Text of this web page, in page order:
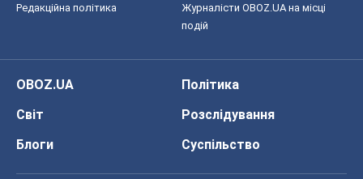
Редакційна політика
Журналісти OBOZ.UA на місці
подій
OBOZ.UA
Політика
Світ
Розслідування
Блоги
Суспільство